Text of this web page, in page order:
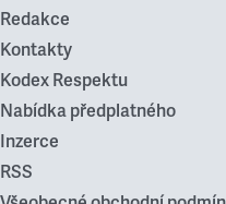
Redakce
Kontakty
Kodex Respektu
Nabídka předplatného
Inzerce
RSS